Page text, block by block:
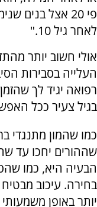
לאחר גיל 10."
אולי חשוב יותר
העלייה בסבירות
רפואה יגיד לך
בגיל צעיר ככל
כמו שהמון מתנגדי
שההורים יחכו עד
הבעיה היא, כמו
בחירה. עיכוב
יותר באופן